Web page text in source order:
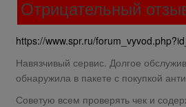
Отрицательный
https://www.spr.ru/
Навязчивый сервис. Долгое
обнаружила в пакете с покупкой
Советую всем проверять чек и